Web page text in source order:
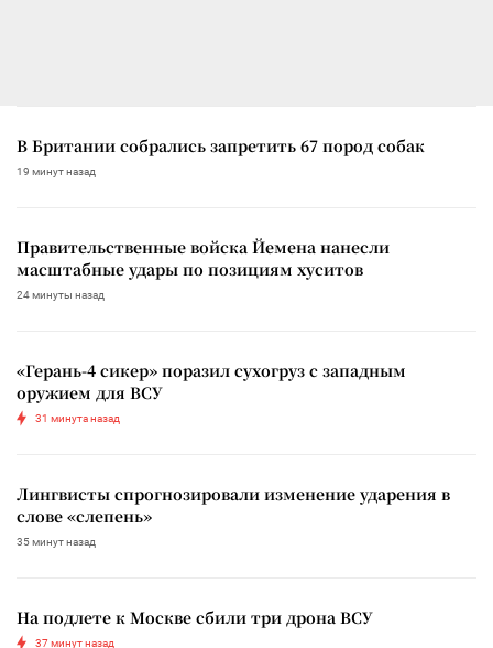
В Британии собрались запретить 67 пород собак
19 минут назад
Правительственные войска Йемена нанесли
масштабные удары по позициям хуситов
24 минуты назад
«Герань-4 сикер» поразил сухогруз с западным
оружием для ВСУ
31 минута назад
Лингвисты спрогнозировали изменение ударения в
слове «слепень»
35 минут назад
На подлете к Москве сбили три дрона ВСУ
37 минут назад